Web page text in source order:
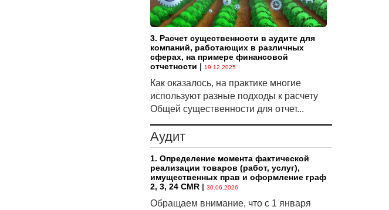
3. Расчет существенности в аудите для
компаний, работающих в различных
сферах, на примере финансовой
отчетности | 19.12.2025
Как оказалось, на практике многие
используют разные подходы к расчету
Общей существенности для отчет...
Аудит
1. Определение момента фактической
реализации товаров (работ, услуг),
имущественных прав и оформление граф
2, 3, 24 CMR| 30.06.2026
Обращаем внимание, что с 1 января